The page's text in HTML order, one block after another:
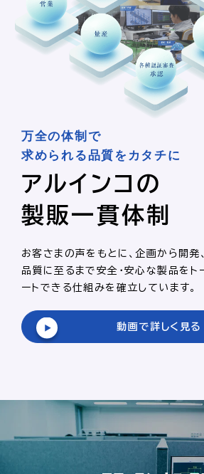
万全の体制で
求められる品質をカタチに
アルインコの
製販一貫体制
お客さまの声をもとに、企画から開発、
品質に至るまで安全・安心な製品をト
ートできる仕組みを確立しています。
動画で詳しく見る